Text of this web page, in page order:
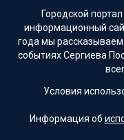
Городской
информационный
года мы
событиях Сергиева
Условия
Информация об